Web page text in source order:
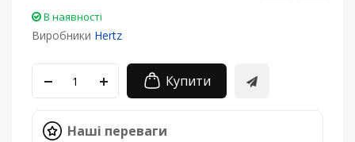
В наявності
Виробники Hertz
Купити
Наші переваги